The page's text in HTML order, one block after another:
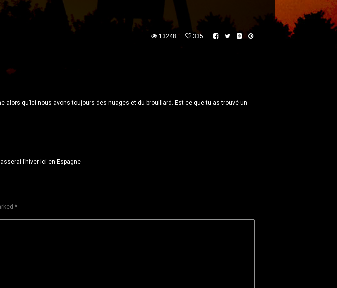
13248 335
alors qu’ici nous avons toujours des nuages et du brouillard. Est-ce que tu as trouvé un
l’hiver ici en Espagne
*